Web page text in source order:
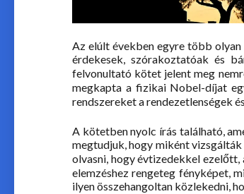
Az elúlt években egyre több
érdekesek, szórakoztatóak és
felvonultató kötet jelent meg
megkapta a fizikai Nobel-díjat
rendszereket a rendezetlenségek
A kötetben nyolc írás található,
megtudjuk, hogy miként
olvasni, hogy évtizedekkel
elemzéshez rengeteg fényképet,
ilyen összehangoltan közlekedni,